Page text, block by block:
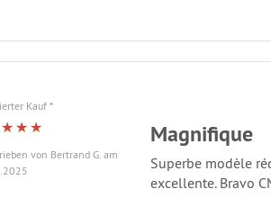
Kauf *
von Bertrand G. am
Magnifique
Superbe modèle
excellente. Bravo